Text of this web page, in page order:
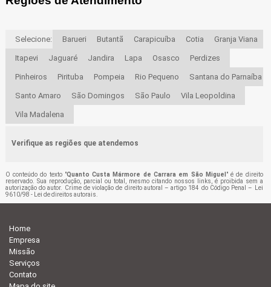
Selecione: Barueri Butantã Carapicuíba Cotia Granja Viana
Itapevi Jaguaré Jandira Lapa Osasco Perdizes
Pinheiros Pirituba Pompeia Rio Pequeno Santana do Parnaíba
Santo Amaro São Domingos São Paulo Vila Leopoldina
Vila Madalena
Verifique as regiões que atendemos
O conteúdo do texto "Quanto Custa Mármore de Carrara em São Miguel " é de direito
reservado. Sua reprodução, parcial ou total, mesmo citando nossos links, é proibida sem a
autorização do autor. Crime de violação de direito autoral – artigo 184 do Código Penal –
Lei
9610/98 - Lei de direitos autorais.
Home
Empresa
Missão
Serviços
Contato